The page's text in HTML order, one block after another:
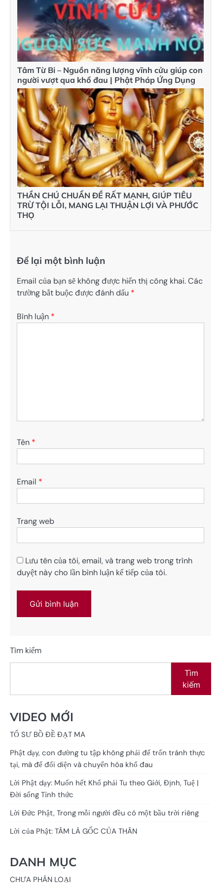
Tâm Từ Bi – Nguồn năng lượng vĩnh cửu giúp con
người vượt qua khổ đau | Phật Pháp Ứng Dụng
THẦN CHÚ CHUẨN ĐỀ RẤT MẠNH, GIÚP TIÊU
TRỪ TỘI LỖI, MANG LẠI THUẬN LỢI VÀ PHƯỚC
THỌ
Để lại một bình luận
Email của bạn sẽ không được hiển thị công khai.Các
trường bắt buộc được đánh dấu *
Bình luận *
Tên *
Email *
Trang web
Lưu tên của tôi, email, và trang web trong trình
duyệt này cho lần bình luận kế tiếp của tôi.
Tìm kiếm
Tìm
kiếm
VIDEO MỚI
TỔ SƯ BỒ ĐỀ ĐẠT MA
Phật dạy, con đường tu tập không phải để trốn tránh thực
tại, mà để đối diện và chuyển hóa khổ đau
Lời Phật dạy: Muốn hết Khổ phải Tu theo Giới, Định, Tuệ |
Đời sống Tỉnh thức
Lời Đức Phật, Trong mỗi người đều có một bầu trời riêng
Lời của Phật: TÂM LÀ GỐC CỦA THÂN
DANH MỤC
CHƯA PHÂN LOẠI